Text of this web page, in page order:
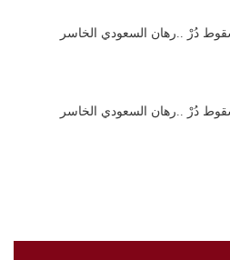
دُرْ ..رهان السعودي الخاسر
دُرْ ..رهان السعودي الخاسر